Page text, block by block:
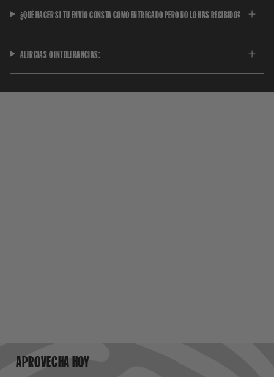
¿QUÉ HACER SI TU ENVÍO CONSTA COMO ENTREGADO PERO NO LO HAS RECIBIDO?
ALERGIAS O INTOLERANCIAS:
APROVECHA HOY